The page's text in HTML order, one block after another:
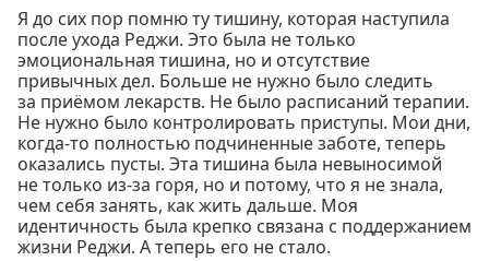
Я до сих пор помню ту тишину, которая наступила
после ухода Реджи. Это была не только
эмоциональная тишина, но и отсутствие
привычных дел. Больше не нужно было следить
за приёмом лекарств. Не было расписаний терапии.
Не нужно было контролировать приступы. Мои дни,
когда-то полностью подчиненные заботе, теперь
оказались пусты. Эта тишина была невыносимой
не только из-за горя, но и потому, что я не знала,
чем себя занять, как жить дальше. Моя
идентичность была крепко связана с поддержанием
жизни Реджи. А теперь его не стало.